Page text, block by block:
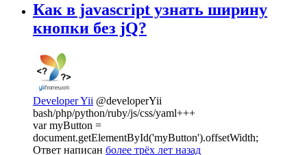
Как в javascript узнать ширину
кнопки без jQ?
Developer Yii @developerYii
bash/php/python/ruby/js/css/yaml+++
var myButton =
document.getElementById('myButton').offsetWidth;
Ответ написан более трёх лет назад